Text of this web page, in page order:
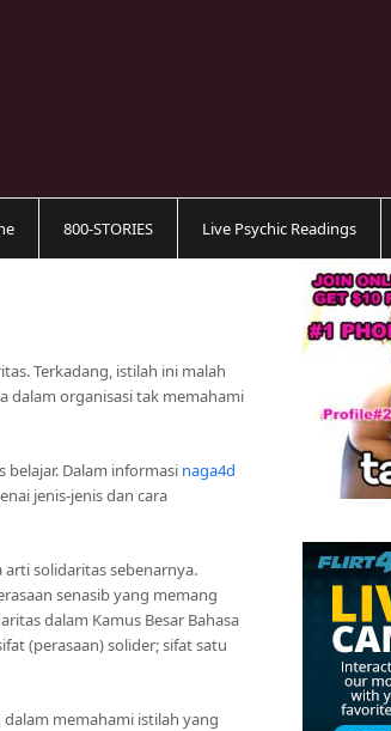
800-STORIES Live Psychic Readings
Terkadang, istilah ini malah
dalam organisasi tak memahami
Dalam informasi naga4d
jenis-jenis dan cara
solidaritas sebenarnya.
senasib yang memang
dalam Kamus Besar Bahasa
(perasaan) solider; sifat satu
memahami istilah yang